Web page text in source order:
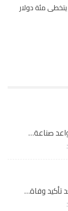
يتخطى مئة دولار
صناعة…